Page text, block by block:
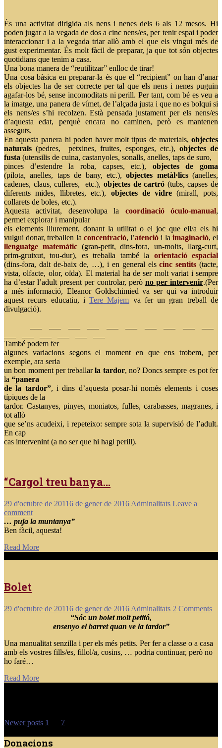
És una activitat dirigida als nens i nenes dels 6 als 12 mesos. Hi
poden jugar a la vegada de dos a cinc nens/es, per tenir espai i poder
interaccionar i a la vegada triar allò amb el que els vingui més de
gust experimentar. És molt fàcil de preparar, ja que tot són objectes
quotidians que tenim a casa.
Una bona manera de “reutilitzar” enlloc de tirar!
Una cosa bàsica en preparar-la és que el “recipient” on han d’anar
els objectes ha de ser correcte per tal que els nens i nenes puguin
agafar-los bé, sense incomoditats ni perill. Per tant, com bé es veu a
la imatge, una panera de vímet, de l’alçada justa i que no es bolqui si
els nens/es s’hi recolzen. Està pensada justament per els nens/es
d’aquesta edat, perquè encara no caminen, però es mantenen
asseguts.
En aquesta panera hi poden haver molt tipus de materials, objectes
naturals (pedres, petxines, fruites, esponges, etc.), objectes de
fusta (utensilis de cuina, castanyoles, sonalls, anelles, taps de suro,
pinces d’estendre la roba, capses, etc.), objectes de goma
(pilota, anelles, taps de bany, etc.),objectes metàl·lics(anelles,
cadenes, claus, culleres, etc.), objectes de cartró (tubs, capses de
diferents mides, llibretes, etc.), objectes de vidre(mirall, pots,
collarets de boles, etc.).
Aquesta activitat, desenvolupa la coordinació óculo-manual,
permet explorar i manipular
els elements lliurement, donant la utilitat o el joc que ell/a els hi
vulgui donar, treballen la concentració, l’atenció i la imaginació, el
llenguatge matemàtic (gran-petit, dins-fora, un-molts, llarg-curt,
prim-gruixut, tou-dur), es treballa també la orientació espacial
(dins-fora, dalt de-baix de, …), i en general elscinc sentits (tacte,
vista, olfacte, olor, oïda). El material ha de ser molt variat i sempre
ha d’estar l’adult present per controlar, però no per intervenir.(Per
a més informació, Eleanor Goldschimied va ser qui va introduir
aquest recurs educatiu, iTere Majem va fer un gran treball de
divulgació).
També podem fer
algunes variacions segons el moment en que ens trobem, per
exemple, ara seria
un bon moment per treballarla tardor, no? Doncs sempre es pot fer
la “panera
de la tardor”, i dins d’aquesta posar-hi només elements i coses
típiques de la
tardor. Castanyes, pinyes, moniatos, fulles, carabasses, magranes, i
tot allò
que se’ns acudeixi, i repeteixo: sempre sota la supervisió de l’adult.
En cap
cas intervenint (a no ser que hi hagi perill).
“Cargol treu banya…
29 d'octubre de 20116 de gener de 2016 Adminalitats Leave a
comment
… puja la muntanya”
Ben fàcil, aquesta!
Read More
Bolet
29 d'octubre de 20116 de gener de 2016 Adminalitats 2 Comments
“Sóc un bolet molt petitó,
ensenyo el barret quan ve la tardor”
Una manualitat senzilla i per els més petits. Per fer a classe o a casa
amb els vostres fills/es, fillol/a, cosins, … podria continuar, però no
ho faré…
Read More
Newer posts 1 7
Donacions